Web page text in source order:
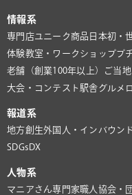
情報系
専門店ユニーク商品 日本初・
体験教室・ワークショッププ
老舗（創業100年以上）
ご当
大会・コンテスト 駅舎グルメ
報道系
地方創生外国人・インバウンド
SDGs DX
人物系
マニアさん専門家 職人 協会・